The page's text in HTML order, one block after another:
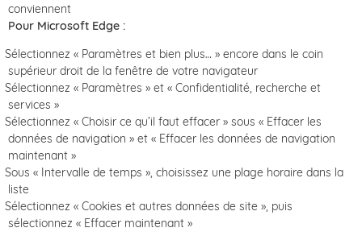
conviennent
Pour Microsoft Edge :
Sélectionnez « Paramètres et bien plus… » encore dans le coin
supérieur droit de la fenêtre de votre navigateur
Sélectionnez « Paramètres » et « Confidentialité, recherche et
services »
Sélectionnez « Choisir ce qu’il faut effacer » sous « Effacer les
données de navigation » et « Effacer les données de navigation
maintenant »
Sous « Intervalle de temps », choisissez une plage horaire dans la
liste
Sélectionnez « Cookies et autres données de site », puis
sélectionnez « Effacer maintenant »